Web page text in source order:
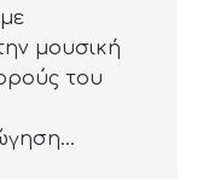
μουσική
του